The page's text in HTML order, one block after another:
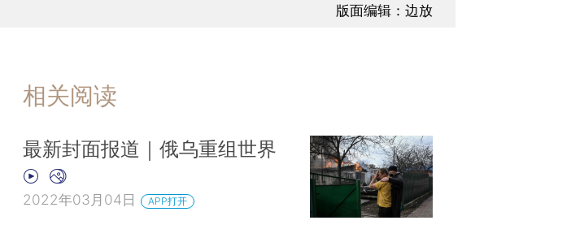
版面编辑：边放
相关阅读
最新封面报道｜俄乌重组世界
2022年03月04日 APP打开